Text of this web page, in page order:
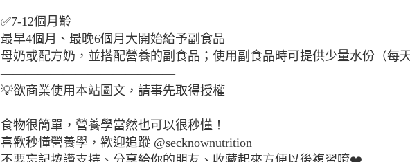
✅7-12個月齡
最早4個月、最晚6個月大開始給予副食品
母奶或配方奶，並搭配營養的副食品；使用副食品時可提供少量水份（每
——————————————
💡欲商業使用本站圖文，請事先取得授權
——————————————
食物很簡單，營養學當然也可以很秒懂！
喜歡秒懂營養學，歡迎追蹤 @secknownutrition
腸道壞菌、暴飲暴食與嗜甜